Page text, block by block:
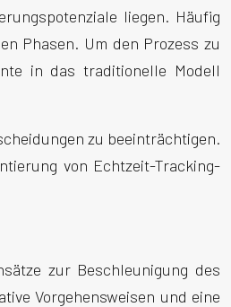
liegen. Häufig
Phasen. Um den Prozess zu
in das traditionelle Modell
zu beeinträchtigen.
von Echtzeit-Tracking-
zur Beschleunigung des
Vorgehensweisen und eine